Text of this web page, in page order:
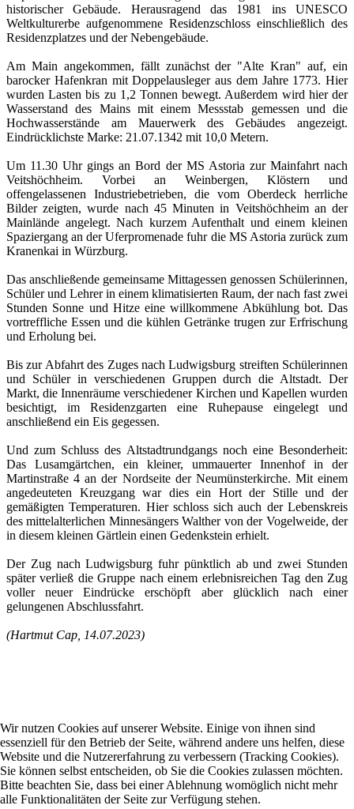
historischer Gebäude. Herausragend das 1981 ins UNESCO
Weltkulturerbe aufgenommene Residenzschloss einschließlich des
Residenzplatzes und der Nebengebäude.
Am Main angekommen, fällt zunächst der "Alte Kran" auf, ein
barocker Hafenkran mit Doppelausleger aus dem Jahre 1773. Hier
wurden Lasten bis zu 1,2 Tonnen bewegt. Außerdem wird hier der
Wasserstand des Mains mit einem Messstab gemessen und die
Hochwasserstände am Mauerwerk des Gebäudes angezeigt.
Eindrücklichste Marke: 21.07.1342 mit 10,0 Metern.
Um 11.30 Uhr gings an Bord der MS Astoria zur Mainfahrt nach
Veitshöchheim. Vorbei an Weinbergen, Klöstern und
offengelassenen Industriebetrieben, die vom Oberdeck herrliche
Bilder zeigten, wurde nach 45 Minuten in Veitshöchheim an der
Mainlände angelegt. Nach kurzem Aufenthalt und einem kleinen
Spaziergang an der Uferpromenade fuhr die MS Astoria zurück zum
Kranenkai in Würzburg.
Das anschließende gemeinsame Mittagessen genossen Schülerinnen,
Schüler und Lehrer in einem klimatisierten Raum, der nach fast zwei
Stunden Sonne und Hitze eine willkommene Abkühlung bot. Das
vortreffliche Essen und die kühlen Getränke trugen zur Erfrischung
und Erholung bei.
Bis zur Abfahrt des Zuges nach Ludwigsburg streiften Schülerinnen
und Schüler in verschiedenen Gruppen durch die Altstadt. Der
Markt, die Innenräume verschiedener Kirchen und Kapellen wurden
besichtigt, im Residenzgarten eine Ruhepause eingelegt und
anschließend ein Eis gegessen.
Und zum Schluss des Altstadtrundgangs noch eine Besonderheit:
Das Lusamgärtchen, ein kleiner, ummauerter Innenhof in der
Martinstraße 4 an der Nordseite der Neumünsterkirche. Mit einem
angedeuteten Kreuzgang war dies ein Hort der Stille und der
gemäßigten Temperaturen. Hier schloss sich auch der Lebenskreis
des mittelalterlichen Minnesängers Walther von der Vogelweide, der
in diesem kleinen Gärtlein einen Gedenkstein erhielt.
Der Zug nach Ludwigsburg fuhr pünktlich ab und zwei Stunden
später verließ die Gruppe nach einem erlebnisreichen Tag den Zug
voller neuer Eindrücke erschöpft aber glücklich nach einer
gelungenen Abschlussfahrt.
(Hartmut Cap, 14.07.2023)
Tel: 07141 – 487 33 77
Fax: 07141 – 487 30 03
info@uw-ps.de
www.uw-ps.de
Wir nutzen Cookies auf unserer Website. Einige von ihnen sind
essenziell für den Betrieb der Seite, während andere uns helfen, diese
Website und die Nutzererfahrung zu verbessern (Tracking Cookies).
Sie können selbst entscheiden, ob Sie die Cookies zulassen möchten.
Bitte beachten Sie, dass bei einer Ablehnung womöglich nicht mehr
alle Funktionalitäten der Seite zur Verfügung stehen.